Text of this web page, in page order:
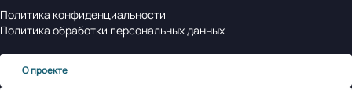
Политика конфиденциальности
Политика обработки персональных данных
О проекте